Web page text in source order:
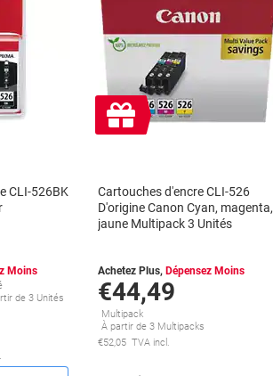
CLI-526BK
Moins
de 3 Unités
Cadeau
gratuit
Cartouches d'encre CLI-526
D'origine Canon Cyan, magenta,
jaune Multipack 3 Unités
Achetez Plus, Dépensez Moins
€44,49
Multipack
À partir de 3 Multipacks
€52,05 TVA incl.